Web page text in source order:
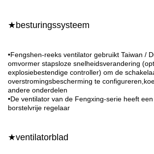
★besturingssysteem
•Fengshen-reeks ventilator gebruikt Taiwan /
omvormer stapsloze snelheidsverandering
explosiebestendige controller) om de
overstromingsbescherming te
andere onderdelen
•De ventilator van de Fengxing-serie heeft
borstelvrije regelaar
★ventilatorblad